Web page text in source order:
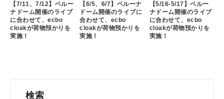
【7/11、7/12】ベルー
ナドーム開催のライブ
に合わせて、ecbo
cloakが荷物預かりを
実施！
【6/5、6/7】ベルーナ
ドーム開催のライブに
合わせて、ecbo
cloakが荷物預かりを
実施！
【5/16-5/17】ベルー
ナドーム開催のライブ
に合わせて、ecbo
cloakが荷物預かりを
実施！
検索